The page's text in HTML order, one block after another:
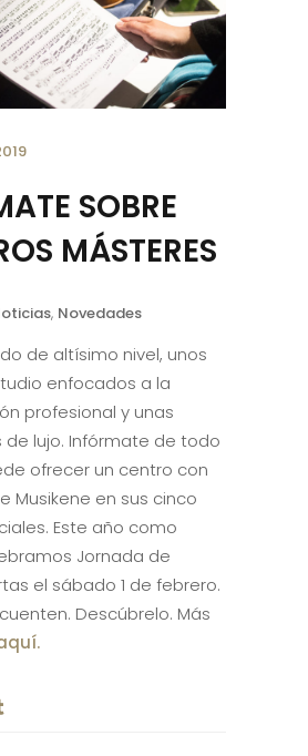
SOBRE
MÁSTERES
, Novedades
de altísimo nivel, unos
enfocados a la
profesional y unas
de lujo. Infórmate de todo
ofrecer un centro con
Musikene en sus cinco
Este año como
Jornada de
el sábado 1 de febrero.
Descúbrelo. Más